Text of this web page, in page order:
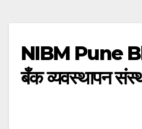
NIBM Pune
बँक व्यवस्थापन